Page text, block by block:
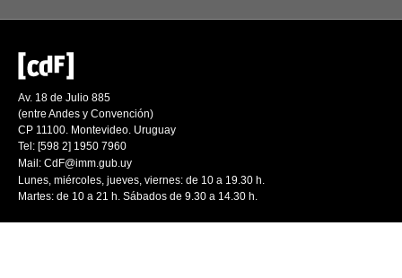
Av. 18 de Julio 885
(entre Andes y Convención)
CP 11100. Montevideo. Uruguay
Tel: [598 2] 1950 7960
Mail: CdF@imm.gub.uy
Lunes, miércoles, jueves, viernes: de 10 a 19.30 h.
Martes: de 10 a 21 h. Sábados de 9.30 a 14.30 h.